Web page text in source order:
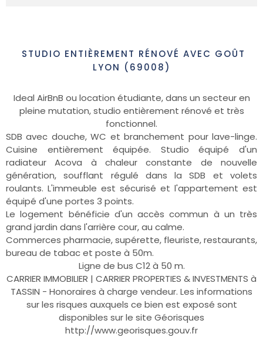
STUDIO ENTIÈREMENT RÉNOVÉ AVEC GOÛT
LYON (69008)
Ideal AirBnB ou location étudiante,dans un secteur en
pleine mutation, studio entièrement rénové et très
fonctionnel.
SDB avec douche, WC et branchement pour lave-linge.
Cuisine entièrement équipée. Studio équipé d'un
radiateur Acova à chaleur constante de nouvelle
génération, soufflant régulé dans la SDB et volets
roulants. L'immeuble est sécurisé et l'appartement est
équipé d'une portes 3 points.
Le logement bénéficie d'un accès commun à un très
grand jardin dans l'arrière cour, au calme.
Commerces pharmacie, supérette, fleuriste, restaurants,
bureau de tabac et poste à 50m.
Ligne de bus C12 à 50 m.
CARRIER IMMOBILIER | CARRIER PROPERTIES & INVESTMENTS à
TASSIN - Honoraires à charge vendeur. Les informations
sur les risques auxquels ce bien est exposé sont
disponibles sur le site Géorisques
http://www.georisques.gouv.fr